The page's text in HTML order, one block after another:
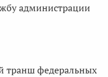
администрации
транш федеральных